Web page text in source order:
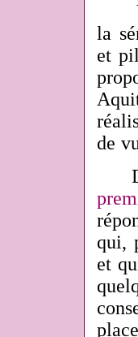
la
et
de
qui,
et